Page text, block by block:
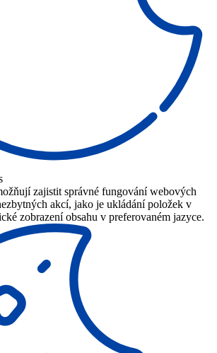
zajistit správné fungování webových
akcí, jako je ukládání položek v
zobrazení obsahu v preferovaném jazyce.